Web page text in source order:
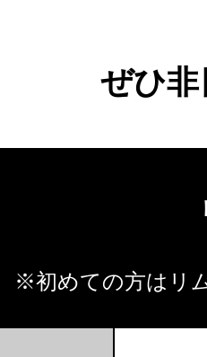
ぜひ非
※初めての方はリ